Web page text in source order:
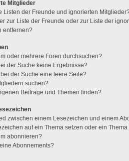
Mitglieder
Listen der Freunde und ignorierten
zur Liste der Freunde oder zur Liste der
entfernen?
oder mehrere Foren durchsuchen?
der Suche keine Ergebnisse?
der Suche eine leere Seite?
suchen?
Beiträge und Themen finden?
zwischen einem Lesezeichen und einem
auf ein Thema setzen oder ein
abonnieren?
Abonnements?